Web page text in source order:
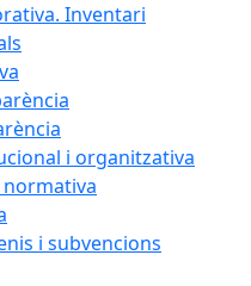
Inventari
i organitzativa
normativa
i subvencions